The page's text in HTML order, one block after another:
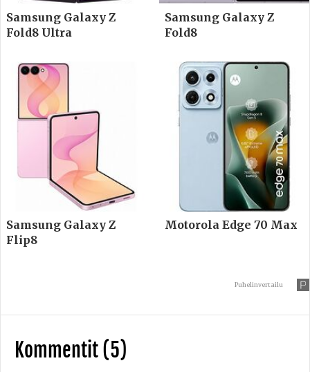
Samsung Galaxy Z
Fold8 Ultra
Samsung Galaxy Z
Fold8
Samsung Galaxy Z
Flip8
Motorola Edge 70 Max
Puhelinvertailu
Kommentit (5)